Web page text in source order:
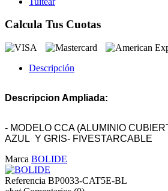
Calcula Tus Cuotas
Descripción
Descripcion Ampliada:
- MODELO CCA (ALUMINIO
AZUL Y GRIS- FIVESTARCABLE
Marca BOLIDE
Referencia BP0033-CAT5E-BL